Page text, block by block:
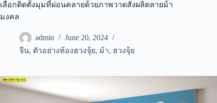
เลือกติดตั้งมุมที่ผ่อนคลายด้วยภาพวาดสั่งผลิตลายม้า
มงคล
admin
June 20, 2024
จีน, ตัวอย่างห้องฮวงจุ้ย, ม้า, ฮวงจุ้ย